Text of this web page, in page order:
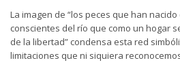
La imagen de “los peces que han
conscientes del río que como un hogar
de la libertad” condensa esta red
limitaciones que ni siquiera